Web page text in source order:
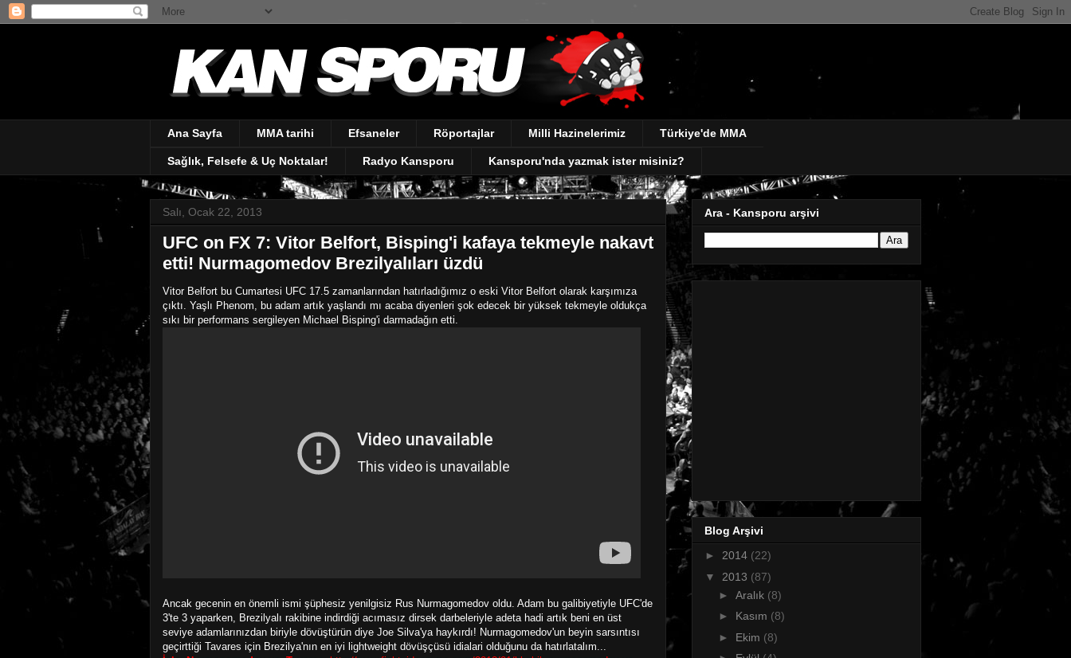
Ana Sayfa MMA tarihi Efsaneler Röportajlar Milli Hazinelerimiz Türkiye'de MMA
Sağlık, Felsefe & Uç Noktalar! Radyo Kansporu Kansporu'nda yazmak ister misiniz?
Salı, Ocak 22, 2013
UFC on FX 7: Vitor Belfort, Bisping'i kafaya tekmeyle nakavt
etti! Nurmagomedov Brezilyalıları üzdü
Vitor Belfort bu Cumartesi UFC 17.5 zamanlarından hatırladığımız o eski Vitor Belfort olarak karşımıza
çıktı. Yaşlı Phenom, bu adam artık yaşlandı mı acaba diyenleri şok edecek bir yüksek tekmeyle oldukça
sıkı bir performans sergileyen Michael Bisping'i darmadağın etti.
Ancak gecenin en önemli ismi şüphesiz yenilgisiz Rus Nurmagomedov oldu. Adam bu galibiyetiyle UFC'de
3'te 3 yaparken, Brezilyalı rakibine indirdiği acımasız dirsek darbeleriyle adeta hadi artık beni en üst
seviye adamlarınızdan biriyle dövüştürün diye Joe Silva'ya haykırdı! Nurmagomedov'un beyin sarsıntısı
geçirttiği Tavares için Brezilya'nın en iyi lightweight dövüşçüsü idialari olduğunu da hatırlatalım...
Ara - Kansporu arşivi
Blog Arşivi
► 2014 (22)
▼ 2013 (87)
► Aralık (8)
► Kasım (8)
► Ekim (8)